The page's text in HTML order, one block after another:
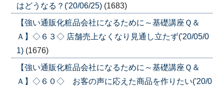
はどうなる？('20/06/25) (1683)
【強い通販化粧品会社になるために～基礎講座Ｑ＆
Ａ】◇６３◇ 店舗売上なくなり見通し立たず('20/05/0
1) (1676)
【強い通販化粧品会社になるために～基礎講座Ｑ＆
Ａ】◇６０◇ お客の声に応えた商品を作りたい('20/0